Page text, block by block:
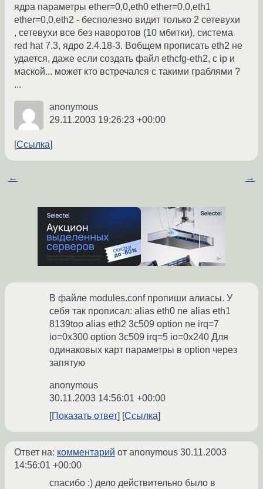
ядра параметры ether=0,0,eth0 ether=0,0,eth1
ether=0,0,eth2 - бесполезно видит только 2 сетевухи
, сетевухи все без наворотов (10 мбитки), система
red hat 7.3, ядро 2.4.18-3. Вобщем прописать eth2 не
удается, даже если создать файл ethcfg-eth2, с ip и
маской... может кто встречался с такими граблями ?
...
anonymous
29.11.2003 19:26:23 +00:00
Ссылка
← →
В файле modules.conf пропиши алиасы. У
себя так прописал: alias eth0 ne alias eth1
8139too alias eth2 3c509 option ne irq=7
io=0x300 option 3c509 irq=5 io=0x240 Для
одинаковых карт параметры в option через
запятую
anonymous
30.11.2003 14:56:01 +00:00
Показать ответ
Ссылка
Ответ на: комментарий от anonymous 30.11.2003
14:56:01 +00:00
спасибо :) дело действительно было в